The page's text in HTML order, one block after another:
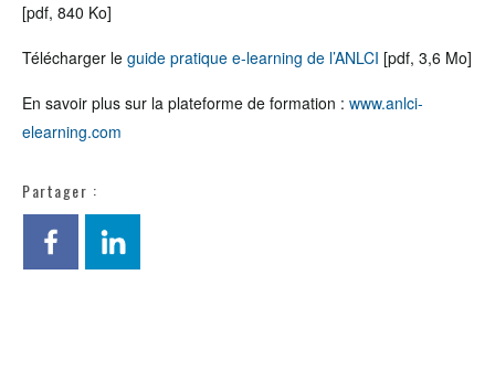
[pdf, 840 Ko]
Télécharger le guide pratique e-learning de l’ANLCI [pdf, 3,6 Mo]
En savoir plus sur la plateforme de formation : www.anlci-
elearning.com
Partager :